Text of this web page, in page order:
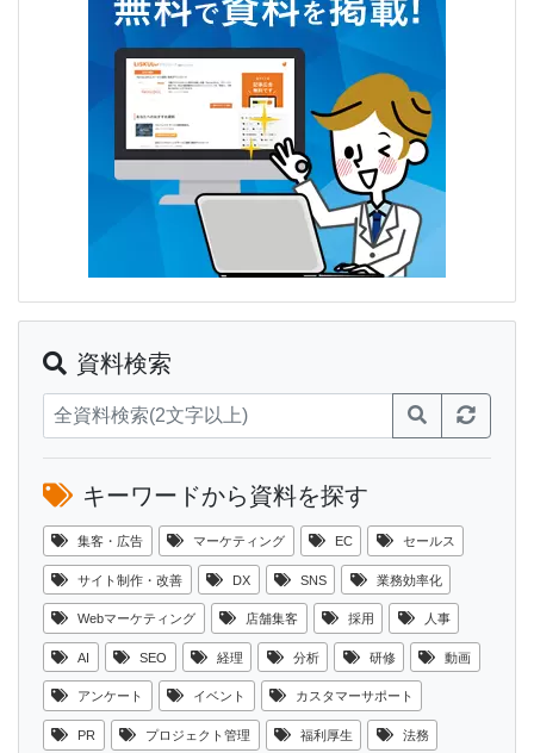
資料検索
キーワードから資料を探す
集客・広告 マーケティング EC セールス
サイト制作・改善 DX SNS 業務効率化
Webマーケティング 店舗集客 採用 人事
AI SEO 経理 分析 研修 動画
アンケート イベント カスタマーサポート
PR プロジェクト管理 福利厚生 法務